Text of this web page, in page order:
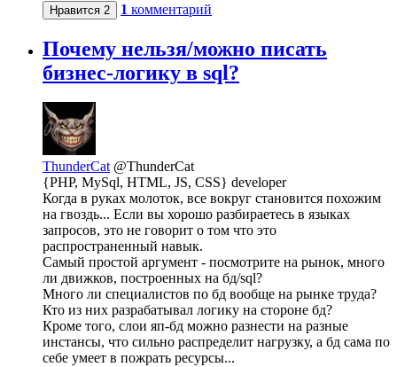
Нравится 2 1 комментарий
Почему нельзя/можно писать
бизнес-логику в sql?
ThunderCat @ThunderCat
{PHP, MySql, HTML, JS, CSS} developer
Когда в руках молоток, все вокруг становится похожим
на гвоздь... Если вы хорошо разбираетесь в языках
запросов, это не говорит о том что это
распространенный навык.
Самый простой аргумент - посмотрите на рынок, много
ли движков, построенных на бд/sql?
Много ли специалистов по бд вообще на рынке труда?
Кто из них разрабатывал логику на стороне бд?
Кроме того, слои яп-бд можно разнести на разные
инстансы, что сильно распределит нагрузку, а бд сама по
себе умеет в пожрать ресурсы...